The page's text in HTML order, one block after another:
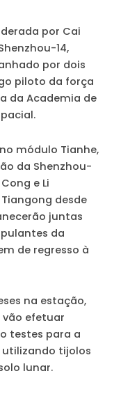
por Cai
14,
por dois
piloto da força
da Academia de
módulo Tianhe,
da Shenzhou-
e Li
desde
juntas
da
de regresso à
na estação,
vão efetuar
testes para a
tijolos
lunar.